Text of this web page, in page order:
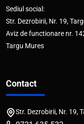
Sediul social:
Str. Dezrobirii, Nr. 19,
Aviz de functionare nr.
Targu Mures
Contact
Str. Dezrobirii, Nr. 19,